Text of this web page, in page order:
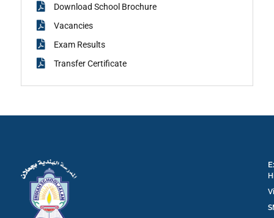
Download School Brochure
Vacancies
Exam Results
Transfer Certificate